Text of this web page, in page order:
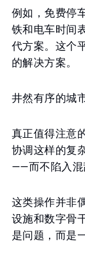
例如，免费停
铁和电车时间
代方案。这个
的解决方案。
井然有序的城
真正值得注意
协调这样的复
——而不陷入混
这类操作并非
设施和数字骨
是问题，而是